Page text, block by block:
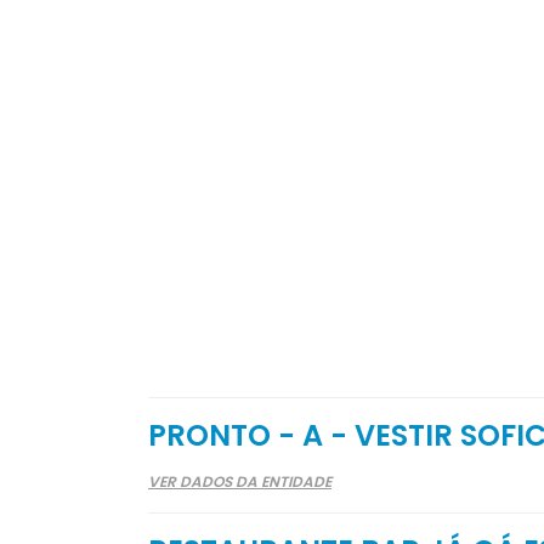
PRONTO - A - VESTIR
VER DADOS DA ENTIDADE